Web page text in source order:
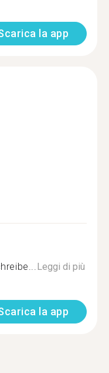
la app
Leggi di più
la app